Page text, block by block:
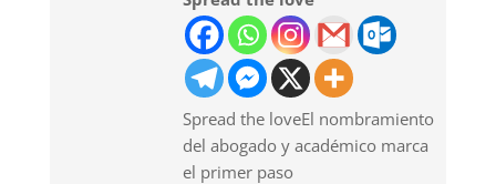
Spread the loveEl nombramiento
del abogado y académico marca
el primer paso